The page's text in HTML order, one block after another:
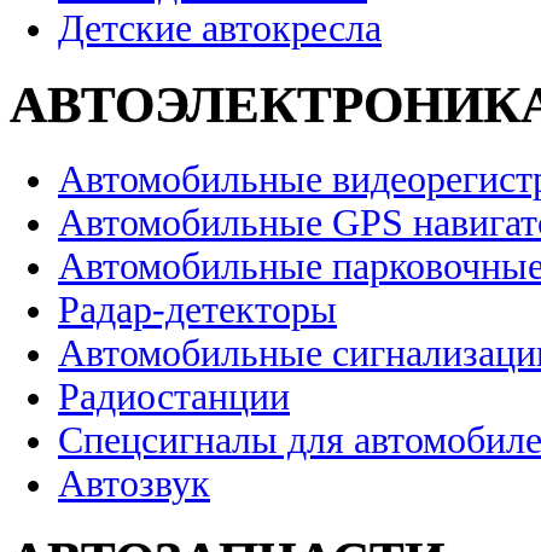
Детские автокресла
Автомобильные
Автомобильные GPS
Автомобильные
Радар-детекторы
Автомобильные
Радиостанции
Спецсигналы для
Автозвук